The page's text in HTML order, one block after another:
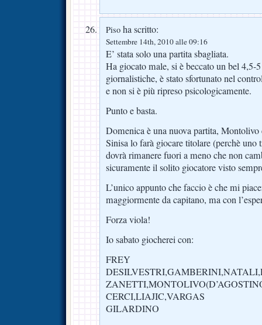
Piso ha scritto:
Settembre 14th, 2010 alle 09:16
E’ stata solo una partita sbagliata.
Ha giocato male, si è beccato un bel 4,5-
giornalistiche, è stato sfortunato nel
e non si è più ripreso psicologicamente.
Punto e basta.
Domenica è una nuova partita,
Sinisa lo farà giocare titolare (perchè uno
dovrà rimanere fuori a meno che non
sicuramente il solito giocatore visto
L’unico appunto che faccio è che mi
maggiormente da capitano, ma con
Forza viola!
Io sabato giocherei con:
FREY
CERCI,LIAJIC,VARGAS
GILARDINO